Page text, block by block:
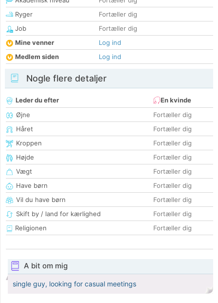
Ryger
Fortæller dig
Job
Fortæller dig
Mine venner
Log ind
Medlem siden
Log ind
Nogle flere detaljer
Leder du efter
En kvinde
Øjne
Fortæller dig
Håret
Fortæller dig
Kroppen
Fortæller dig
Højde
Fortæller dig
Vægt
Fortæller dig
Have børn
Fortæller dig
Vil du have børn
Fortæller dig
Skift by / land for kærlighed
Fortæller dig
Religionen
Fortæller dig
A bit om mig
single guy, looking for casual meetings